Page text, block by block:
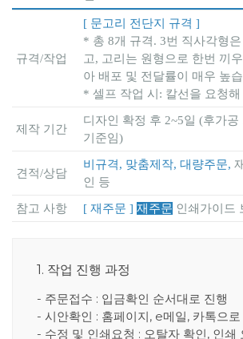
규격/작업
[ 문고리 전단지 규격 ]
* 총 8개 규격. 3번 직사각형은
고, 고리는 원형으로 한번 끼
아 배포 및 전달률이 매우 높
* 셀프 작업 시: 칼선을 요청해
제작 기간
디자인 확정 후 2~5일 (후가공
기준임)
견적/상담
비규격, 맞춤제작, 대량주문,
인 등
참고 사항 [ 재주문 ] 재주문 인쇄가이드
1. 작업 진행 과정
- 주문접수 : 입금확인 순서대로 진행
- 시안확인 : 홈페이지, e메일, 카톡으로
- 수정 및 인쇄요청 : 오탈자 확인, 인쇄